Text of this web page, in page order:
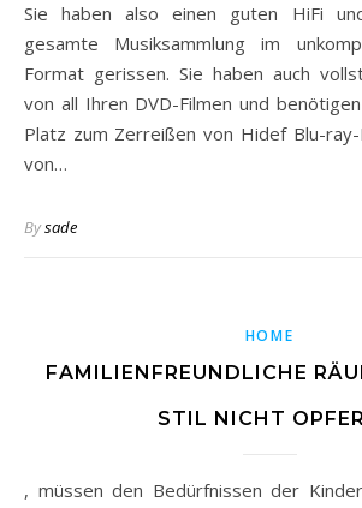
Sie haben also einen guten HiFi und Sie haben Ihre
gesamte Musiksammlung im
Format gerissen. Sie haben auch
von all Ihren DVD-Filmen und
Platz zum Zerreißen von Hidef Blu-ray-
von…
Bysade
HOME
FAMILIENFREUNDLICHE
STIL NICHT
, müssen den Bedürfnissen der